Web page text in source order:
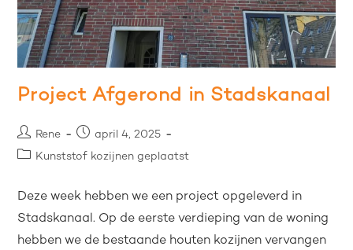
Project Afgerond in Stadskanaal
Rene
april 4, 2025
Kunststof kozijnen geplaatst
Deze week hebben we een project opgeleverd in
Stadskanaal. Op de eerste verdieping van de woning
hebben we de bestaande houten kozijnen vervangen